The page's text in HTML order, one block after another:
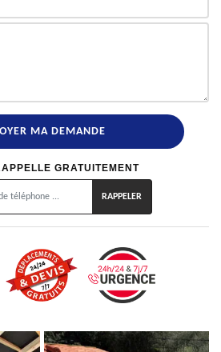
GRATUITEMENT